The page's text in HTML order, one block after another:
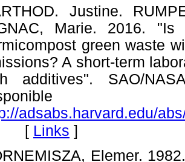
Justine.
Marie. 2016.
green waste
A short-term
additives". SAO/
adsabs.harvard.edu/
[ Links ]
Elemer.